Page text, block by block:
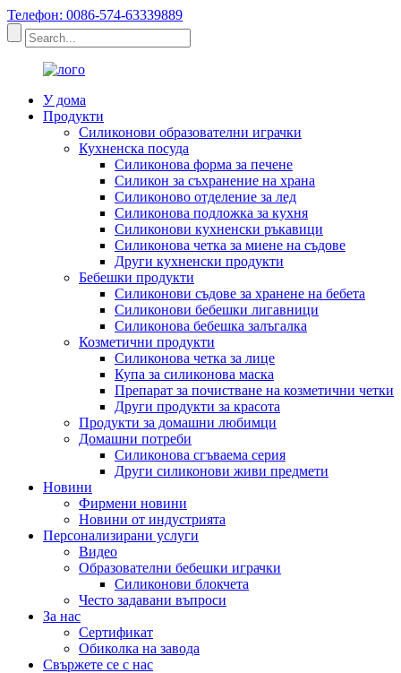
Телефон: 0086-574-63339889
У дома
Продукти
Силиконови образователни играчки
Кухненска посуда
Силиконова форма за печене
Силикон за съхранение на храна
Силиконово отделение за лед
Силиконова подложка за кухня
Силиконови кухненски ръкавици
Силиконова четка за миене на съдове
Други кухненски продукти
Бебешки продукти
Силиконови съдове за хранене на бебета
Силиконови бебешки лигавници
Силиконова бебешка залъгалка
Козметични продукти
Силиконова четка за лице
Купа за силиконова маска
Препарат за почистване на козметични четки
Други продукти за красота
Продукти за домашни любимци
Домашни потреби
Силиконова сгъваема серия
Други силиконови живи предмети
Новини
Фирмени новини
Новини от индустрията
Персонализирани услуги
Видео
Образователни бебешки играчки
Силиконови блокчета
Често задавани въпроси
За нас
Сертификат
Обиколка на завода
Свържете се с нас